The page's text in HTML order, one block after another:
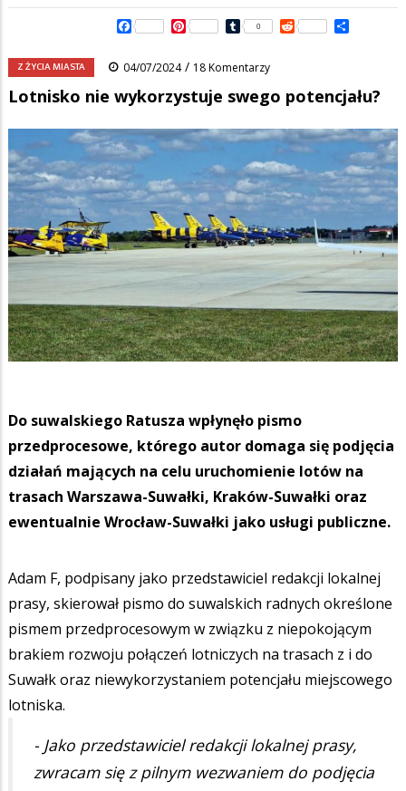
nawigacyjnaFacebookPinterestTumblr
0 Reddit
Z ŻYCIA MIASTA 04/07/2024/ 18 Komentarzy
Lotnisko nie wykorzystuje swego potencjału?
Do suwalskiego Ratusza wpłynęło pismo
przedprocesowe, którego autor domaga się podjęcia
działań mających na celu uruchomienie lotów na
trasach Warszawa-Suwałki, Kraków-Suwałki oraz
ewentualnie Wrocław-Suwałki jako usługi publiczne.
Adam F, podpisany jako przedstawiciel redakcji lokalnej
prasy, skierował pismo do suwalskich radnych określone
pismem przedprocesowym w związku z niepokojącym
brakiem rozwoju połączeń lotniczych na trasach z i do
Suwałk oraz niewykorzystaniem potencjału miejscowego
lotniska.
- Jako przedstawiciel redakcji lokalnej prasy,
zwracam się z pilnym wezwaniem do podjęcia